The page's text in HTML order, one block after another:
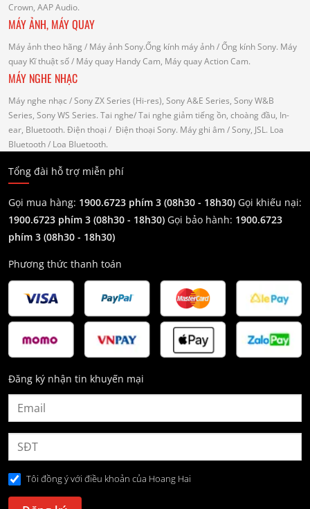
Crown, AAP Audio.
MÁY ẢNH, MÁY QUAY
Máy ảnh theo hãng / Máy ảnh Sony.Ống kính máy ảnh / Ống kính Sony. Máy
quay Kĩ thuật số/ Máy quay Handy Cam, Máy quay Action Cam.
MÁY NGHE NHẠC
Máy nghe nhạc / Sony ZX Series (Hi-res), Sony A&E Series, Sony W&B
Series, Sony WS Series. Tai nghe/ Tai nghe giảm tiếng ồn, choàng đầu, In-
ear, Bluetooth. Điện thoại / Điện thoại Sony. Máy ghi âm / Sony, JSL. Loa
Bluetooth/ Loa Bluetooth.
Tổng đài hỗ trợ miễn phí
Gọi mua hàng: 1900.6723 phím 3 (08h30 - 18h30) Gọi khiếu nại:
1900.6723 phím 3 (08h30 - 18h30) Gọi bảo hành: 1900.6723
phím 3 (08h30 - 18h30)
Phương thức thanh toán
Đăng ký nhận tin khuyến mại
Tôi đồng ý với điều khoản của Hoang Hai